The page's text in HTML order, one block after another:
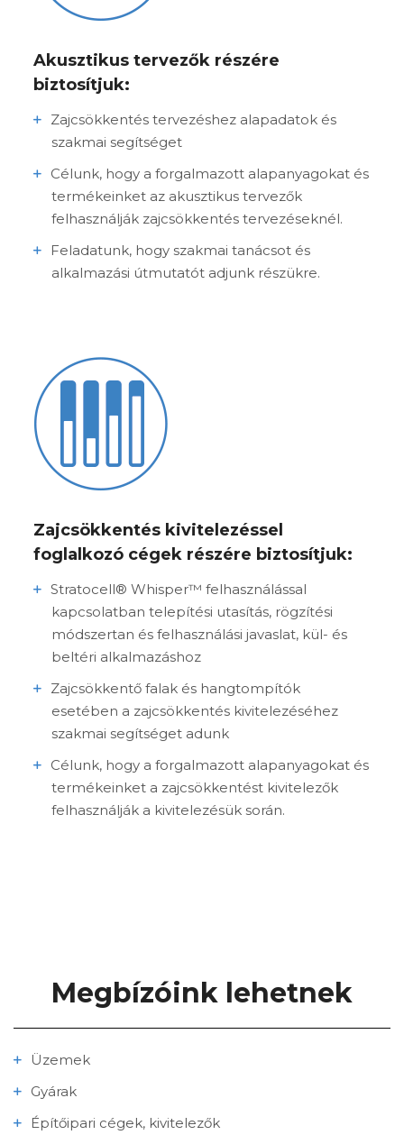
Akusztikus tervezők részére
biztosítjuk:
Zajcsökkentés tervezéshez alapadatok és
szakmai segítséget
Célunk, hogy a forgalmazott alapanyagokat és
termékeinket az akusztikus tervezők
felhasználják zajcsökkentés tervezéseknél.
Feladatunk, hogy szakmai tanácsot és
alkalmazási útmutatót adjunk részükre.
Zajcsökkentés kivitelezéssel
foglalkozó cégek részére biztosítjuk:
Stratocell® Whisper™ felhasználással
kapcsolatban telepítési utasítás, rögzítési
módszertan és felhasználási javaslat, kül- és
beltéri alkalmazáshoz
Zajcsökkentő falak és hangtompítók
esetében a zajcsökkentés kivitelezéséhez
szakmai segítséget adunk
Célunk, hogy a forgalmazott alapanyagokat és
termékeinket a zajcsökkentést kivitelezők
felhasználják a kivitelezésük során.
Megbízóink lehetnek
Üzemek
Gyárak
Építőipari cégek, kivitelezők